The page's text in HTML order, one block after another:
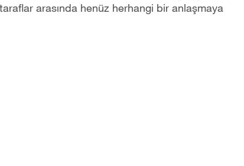
arasında henüz herhangi bir anlaşmaya